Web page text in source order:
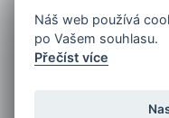
Náš web používá
po Vašem souhlasu.
Přečíst více